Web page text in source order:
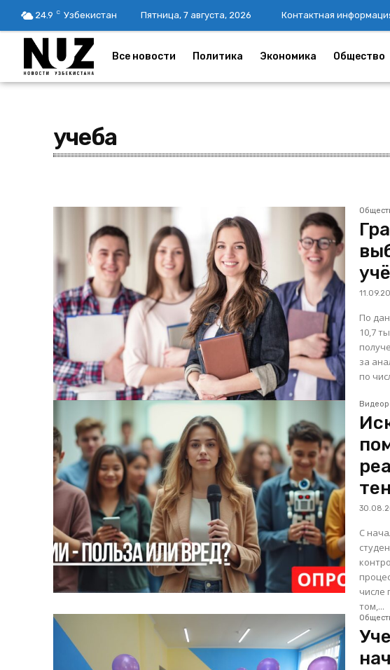
24.9 C Узбекистан Пятница, 7 августа, 2026 Контактная
Все новости Политика Экономика Общество
учеба
По
10,7
за
С
числе
том,...